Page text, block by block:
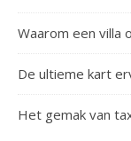
Waarom een villa
De ultieme kart
Het gemak van